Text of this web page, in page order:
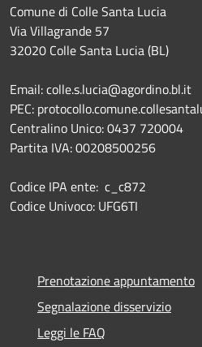
Comune di Colle Santa Lucia
Via Villagrande 57
32020 Colle Santa Lucia (BL)
Email: colle.s.lucia@agordino.bl.it
PEC:
Centralino Unico: 0437 720004
Partita IVA: 00208500256
Codice IPA ente: c_c872
Codice Univoco: UFG6TI
Prenotazione appuntamento
Segnalazione disservizio
Leggi le FAQ